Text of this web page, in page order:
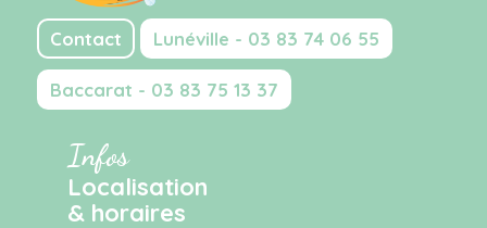
Contact Lunéville - 03 83 74 06 55
Baccarat - 03 83 75 13 37
Infos
Localisation
& horaires